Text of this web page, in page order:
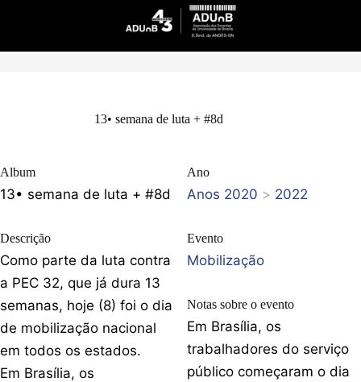
13• semana de luta + #8d
Album
13• semana de luta + #8d
Descrição
Como parte da luta contra
a PEC 32, que já dura 13
semanas, hoje (8) foi o dia
de mobilização nacional
em todos os estados.
Em Brasília, os
Ano
Anos 2020 > 2022
Evento
Mobilização
Notas sobre o evento
Em Brasília, os
trabalhadores do serviço
público começaram o dia